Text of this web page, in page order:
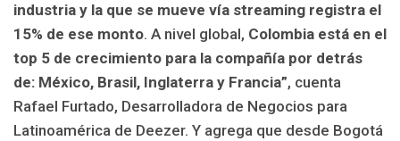
industria y la que se mueve vía streaming registra el
15% de ese monto. A nivel global, Colombia está en el
top 5 de crecimiento para la compañía por detrás
de: México, Brasil, Inglaterra y Francia”, cuenta
Rafael Furtado, Desarrolladora de Negocios para
Latinoamérica de Deezer. Y agrega que desde Bogotá